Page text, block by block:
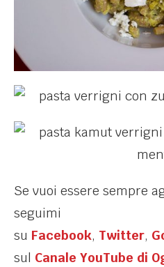
Se vuoi essere sempre
seguimi
su Facebook, Twitter,
sul Canale YouTube di